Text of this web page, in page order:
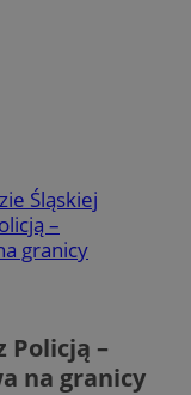
Śląskiej
–
granicy
Policją –
na granicy